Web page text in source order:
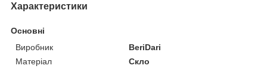
Характеристики
Основні
Виробник
BeriDari
Матеріал
Скло